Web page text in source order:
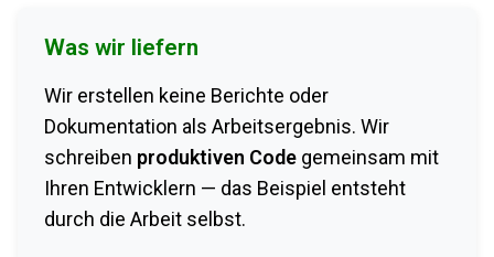
Was wir liefern
Wir erstellen keine Berichte oder
Dokumentation als Arbeitsergebnis. Wir
schreiben produktiven Code gemeinsam mit
Ihren Entwicklern — das Beispiel entsteht
durch die Arbeit selbst.